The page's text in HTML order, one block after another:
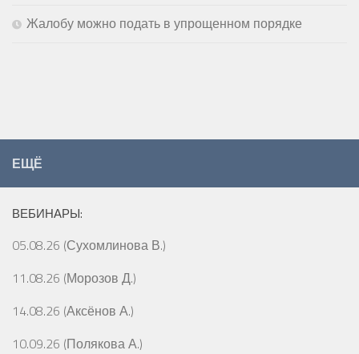
Жалобу можно подать в упрощенном порядке
ЕЩЁ
ВЕБИНАРЫ:
05.08.26 (Сухомлинова В.)
11.08.26 (Морозов Д.)
14.08.26 (Аксёнов А.)
10.09.26 (Полякова А.)